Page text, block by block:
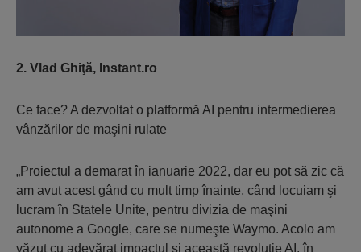
2. Vlad Ghiţă, Instant.ro
Ce face? A dezvoltat o platformă AI pentru intermedierea
vânzărilor de maşini rulate
„Proiectul a demarat în ianuarie 2022, dar eu pot să zic că
am avut acest gând cu mult timp înainte, când locuiam şi
lucram în Statele Unite, pentru divizia de maşini
autonome a Google, care se numeşte Waymo. Acolo am
văzut cu adevărat impactul şi această revoluţie AI, în